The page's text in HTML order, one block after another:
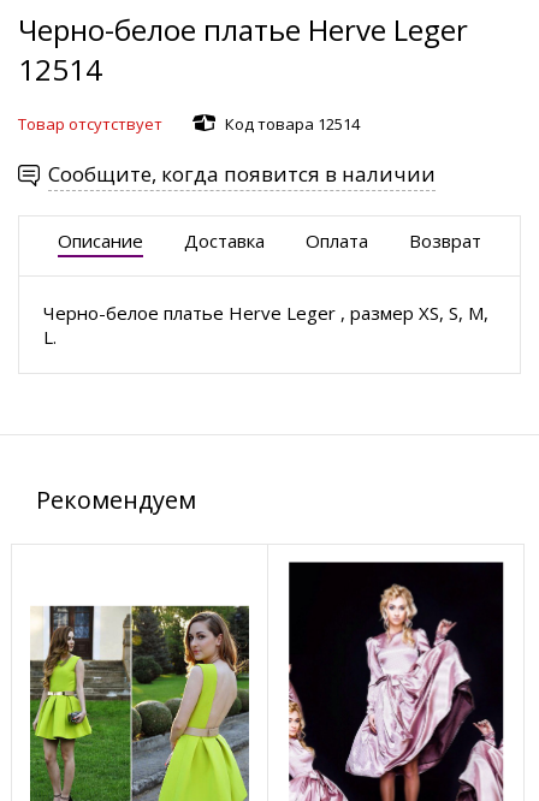
Черно-белое платье Herve Leger
12514
Товар отсутствует Код товара 12514
Сообщите, когда появится в наличии
Описание Доставка Оплата Возврат
Черно-белое платье Herve Leger , размер XS, S, M,
L.
Рекомендуем